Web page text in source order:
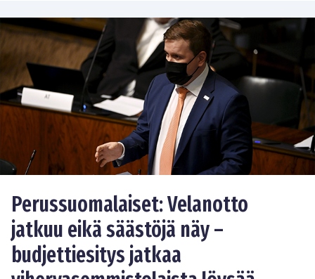
Perussuomalaiset: Velanotto
jatkuu eikä säästöjä näy –
budjettiesitys jatkaa